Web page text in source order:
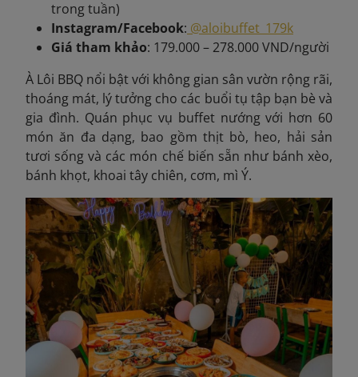
trong tuần)
Instagram/Facebook: @aloibuffet_179k
Giá tham khảo: 179.000 – 278.000 VND/người
À Lôi BBQ nổi bật với không gian sân vườn rộng rãi,
thoáng mát, lý tưởng cho các buổi tụ tập bạn bè và
gia đình. Quán phục vụ buffet nướng với hơn 60
món ăn đa dạng, bao gồm thịt bò, heo, hải sản
tươi sống và các món chế biến sẵn như bánh xèo,
bánh khọt, khoai tây chiên, cơm, mì Ý.